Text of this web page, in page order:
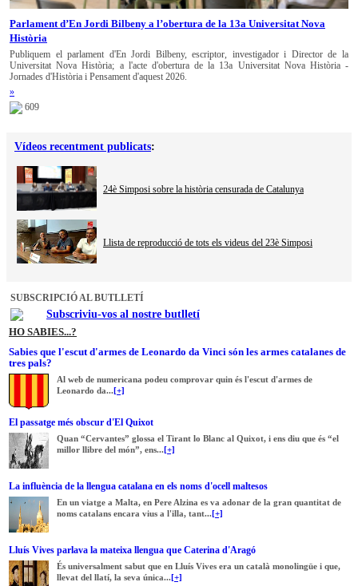
Parlament d’En Jordi Bilbeny a l’obertura de la 13a Universitat Nova
Història
Publiquem el parlament d'En Jordi Bilbeny, escriptor, investigador i Director de la
Universitat Nova Història; a l'acte d'obertura de la 13a Universitat Nova Història -
Jornades d'Història i Pensament d'aquest 2026.
»
609
Vídeos recentment publicats:
24è Simposi sobre la història censurada de Catalunya
Llista de reproducció de tots els videus del 23è Simposi
SUBSCRIPCIÓ AL BUTLLETÍ
Subscriviu-vos al nostre butlletí
HO SABIES...?
Sabies que l'escut d'armes de Leonardo da Vinci són les armes catalanes de
tres pals?
Al web de numericana podeu comprovar quin és l'escut d'armes de
Leonardo da...[+]
El passatge més obscur d'El Quixot
Quan “Cervantes” glossa el Tirant lo Blanc al Quixot, i ens diu que és “el
millor llibre del món”, ens...[+]
La influència de la llengua catalana en els noms d'ocell maltesos
En un viatge a Malta, en Pere Alzina es va adonar de la gran quantitat de
noms catalans encara vius a l'illa, tant...[+]
Lluís Vives parlava la mateixa llengua que Caterina d'Aragó
És universalment sabut que en Lluís Vives era un català monolingüe i que,
llevat del llatí, la seva única...[+]